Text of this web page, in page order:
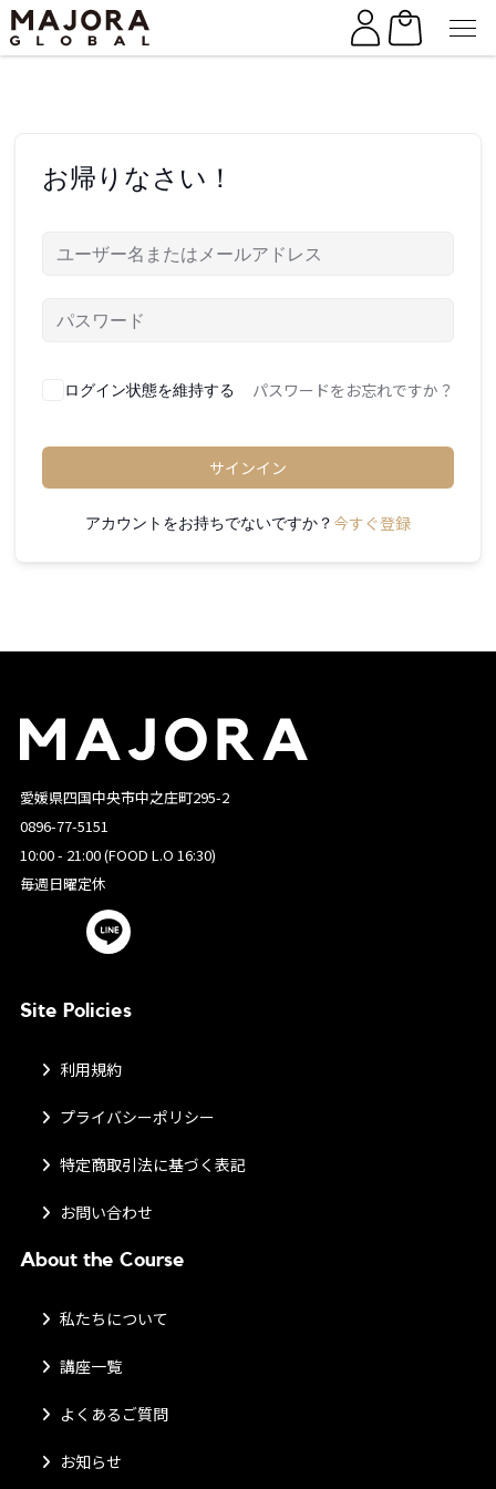
Skip
Skip
お帰りなさい！
ログイン状態を維持する パスワードをお忘れですか？
サインイン
アカウントをお持ちでないですか？ 今すぐ登録
愛媛県四国中央市中之庄町295-2
0896-77-5151
10:00 - 21:00 (FOOD L.O 16:30)
毎週日曜定休
Site Policies
利用規約
プライバシーポリシー
特定商取引法に基づく表記
お問い合わせ
About the Course
私たちについて
講座一覧
よくあるご質問
お知らせ